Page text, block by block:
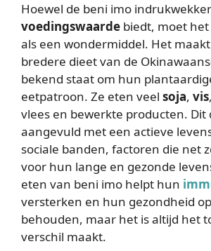
Hoewel de beni imo
voedingswaarde biedt, moet
als een wondermiddel. Het
bredere dieet van de
bekend staat om hun
eetpatroon. Ze eten veel soja, vis
vlees en bewerkte producten. Dit
aangevuld met een actieve
sociale banden, factoren die net
voor hun lange en gezonde
eten van beni imo helpt hun
versterken en hun gezondheid
behouden, maar het is altijd het
verschil maakt.